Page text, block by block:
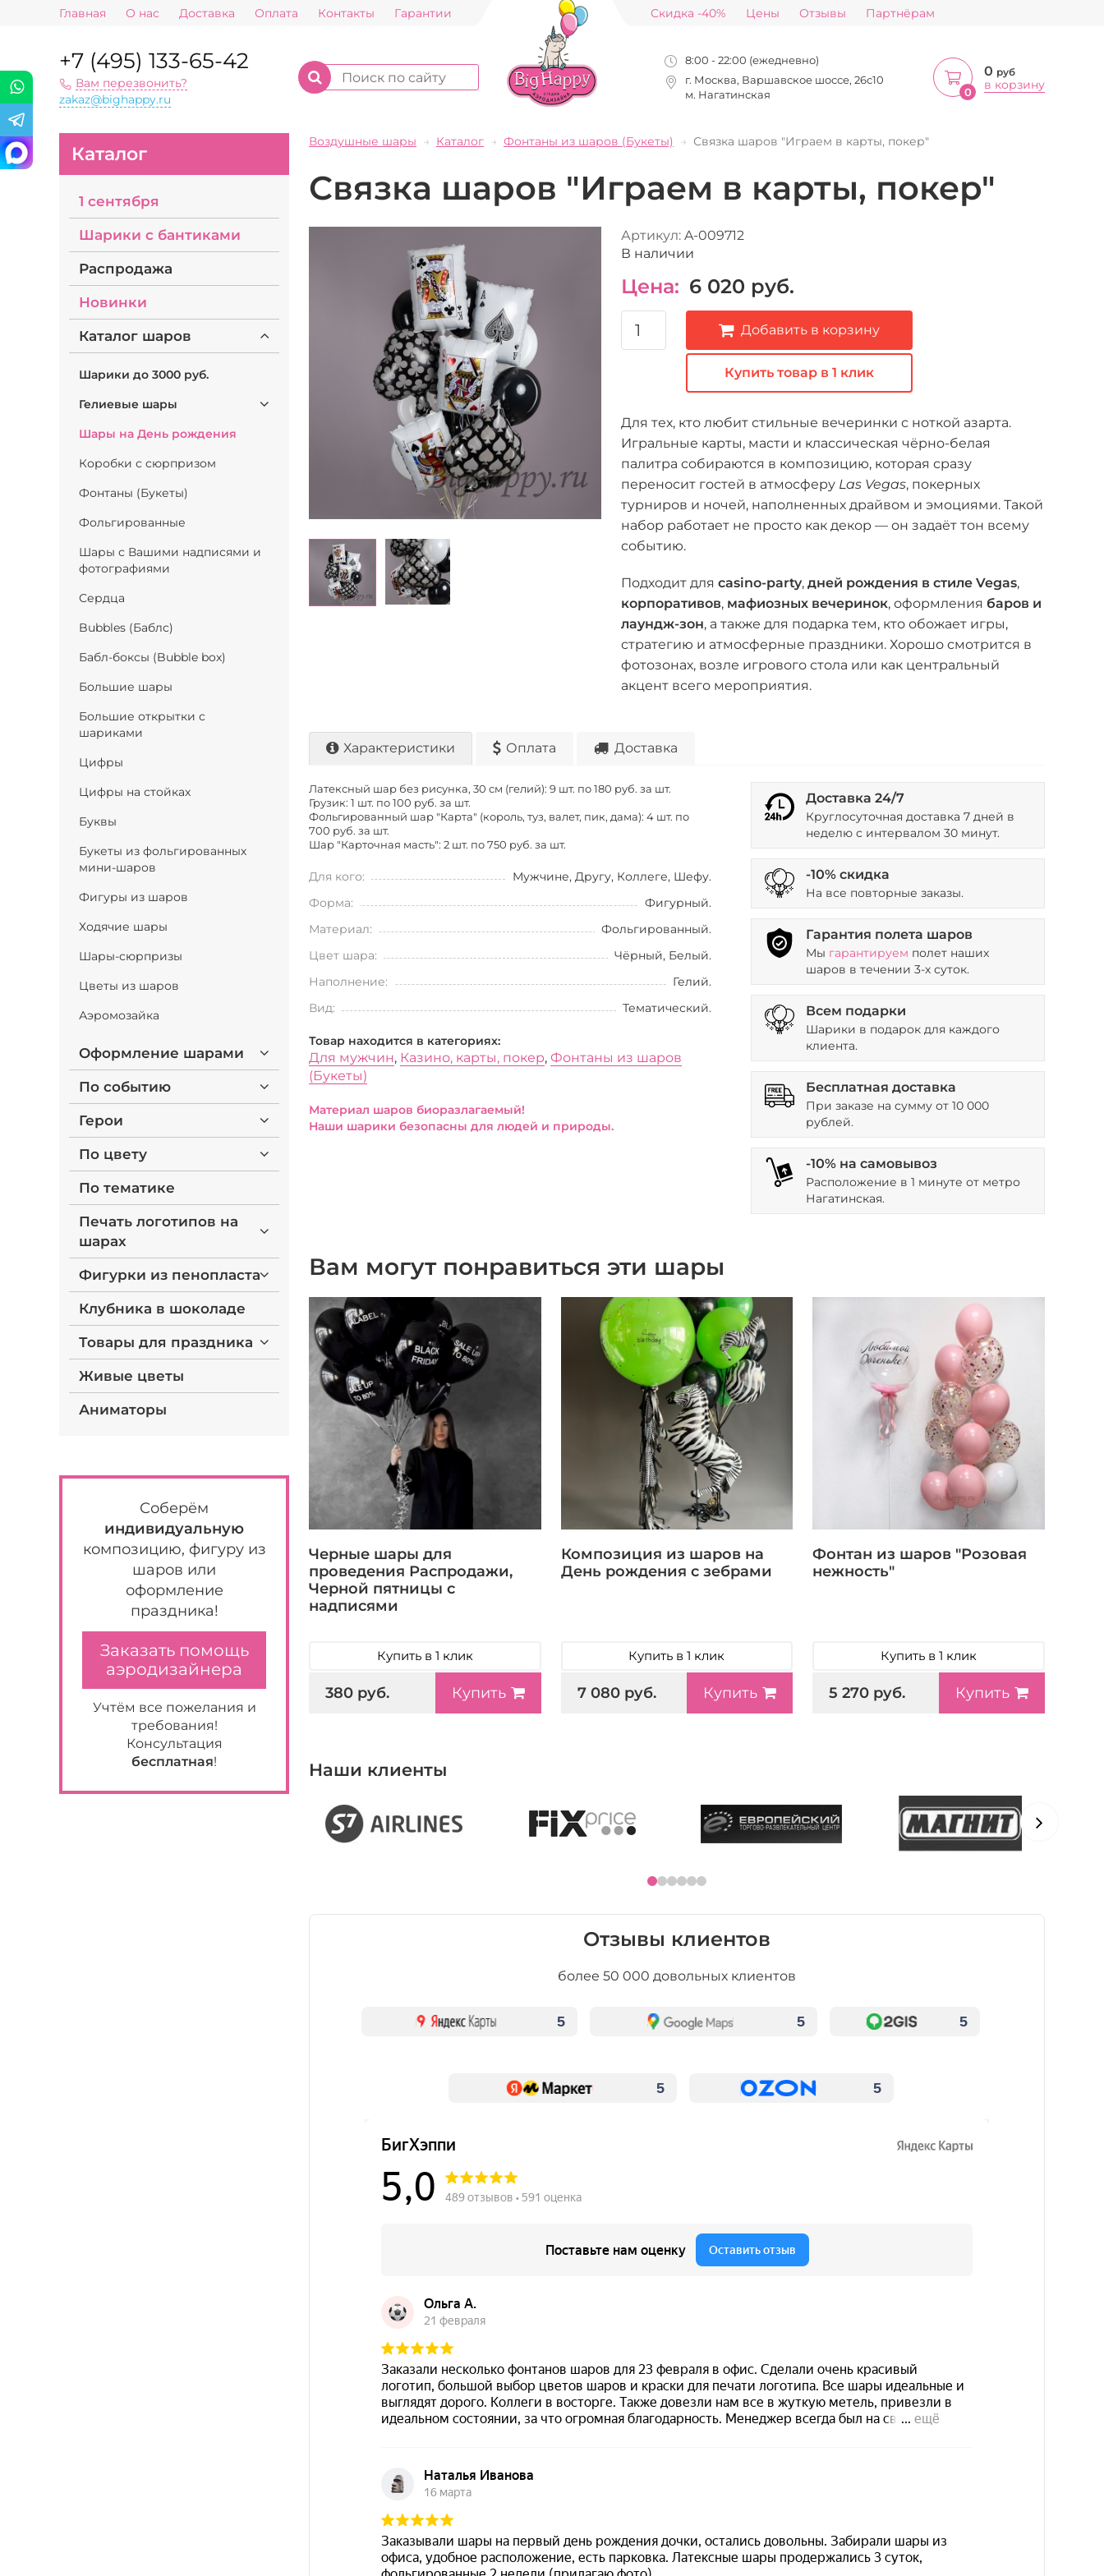
Главная О нас Доставка Оплата Контакты Гарантии Скидка -40% Цены Отзывы Партнёрам
+7 (495) 133-65-42
Вам перезвонить?
zakaz@bighappy.ru
8:00 - 22:00 (ежедневно)
г. Москва, Варшавское шоссе, 26с10
м. Нагатинская
0
0 руб
в корзину
Каталог
1 сентября
Шарики с бантиками
Распродажа
Новинки
Каталог шаров
Шарики до 3000 руб.
Гелиевые шары
Шары на День рождения
Коробки с сюрпризом
Фонтаны (Букеты)
Фольгированные
Шары с Вашими надписями и
фотографиями
Сердца
Bubbles (Баблс)
Бабл-боксы (Bubble box)
Большие шары
Большие открытки с
шариками
Цифры
Цифры на стойках
Буквы
Букеты из фольгированных
мини-шаров
Фигуры из шаров
Ходячие шары
Шары-сюрпризы
Цветы из шаров
Аэромозайка
Оформление шарами
По событию
Герои
По цвету
По тематике
Печать логотипов на
шарах
Фигурки из пенопласта
Клубника в шоколаде
Товары для праздника
Живые цветы
Аниматоры
Соберём
индивидуальную
композицию, фигуру из
шаров или
оформление
праздника!
Заказать помощь
аэродизайнера
Учтём все пожелания и
требования!
Консультация
бесплатная!
Воздушные шары Каталог Фонтаны из шаров (Букеты) Связка шаров "Играем в карты, покер"
Связка шаров "Играем в карты, покер"
Артикул: A-009712
В наличии
Цена: 6 020 руб.
Добавить в корзину
Купить товар в 1 клик
Для тех, кто любит стильные вечеринки с ноткой азарта.
Игральные карты, масти и классическая чёрно-белая
палитра собираются в композицию, которая сразу
переносит гостей в атмосферу Las Vegas, покерных
турниров и ночей, наполненных драйвом и эмоциями. Такой
набор работает не просто как декор — он задаёт тон всему
событию.
Подходит для casino-party, дней рождения в стиле Vegas,
корпоративов, мафиозных вечеринок, оформления баров и
лаундж-зон, а также для подарка тем, кто обожает игры,
стратегию и атмосферные праздники. Хорошо смотрится в
фотозонах, возле игрового стола или как центральный
акцент всего мероприятия.
Характеристики Оплата Доставка
Латексный шар без рисунка, 30 см (гелий): 9 шт. по 180 руб. за шт.
Грузик: 1 шт. по 100 руб. за шт.
Фольгированный шар "Карта" (король, туз, валет, пик, дама): 4 шт. по
700 руб. за шт.
Шар "Карточная масть": 2 шт. по 750 руб. за шт.
Для кого:
Мужчине, Другу, Коллеге, Шефу.
Форма:
Фигурный.
Материал:
Фольгированный.
Цвет шара:
Чёрный, Белый.
Наполнение:
Гелий.
Вид:
Тематический.
Товар находится в категориях:
Для мужчин, Казино, карты, покер, Фонтаны из шаров
(Букеты)
Материал шаров биоразлагаемый!
Наши шарики безопасны для людей и природы.
Доставка 24/7
Круглосуточная доставка 7 дней в
неделю с интервалом 30 минут.
-10% скидка
На все повторные заказы.
Гарантия полета шаров
Мы гарантируем полет наших
шаров в течении 3-х суток.
Всем подарки
Шарики в подарок для каждого
клиента.
Бесплатная доставка
При заказе на сумму от 10 000
рублей.
-10% на самовывоз
Расположение в 1 минуте от метро
Нагатинская.
Вам могут понравиться эти шары
Черные шары для
проведения Распродажи,
Черной пятницы с
надписями
Купить в 1 клик
380 руб. Купить
Композиция из шаров на
День рождения с зебрами
Купить в 1 клик
7 080 руб. Купить
Фонтан из шаров "Розовая
нежность"
Купить в 1 клик
5 270 руб. Купить
Наши клиенты
Отзывы клиентов
более 50 000 довольных клиентов
5 5 5
5 5